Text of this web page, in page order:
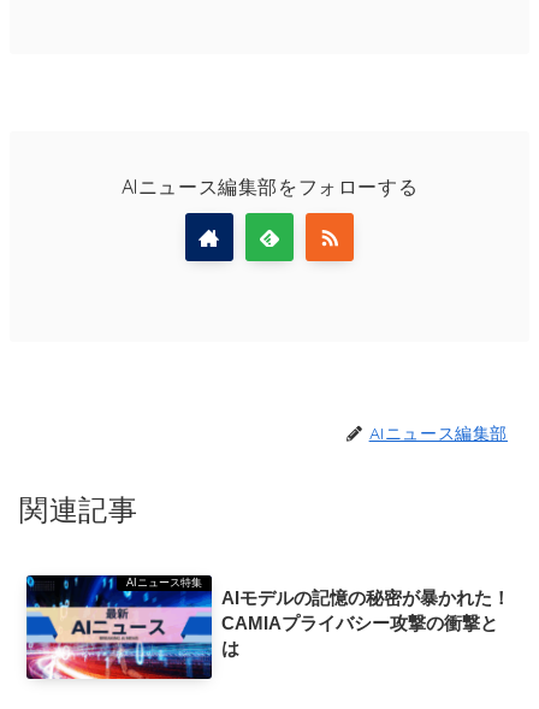
AIニュース編集部をフォローする
AIニュース編集部
関連記事
AIニュース特集
AIモデルの記憶の秘密が暴かれた！
CAMIAプライバシー攻撃の衝撃と
は